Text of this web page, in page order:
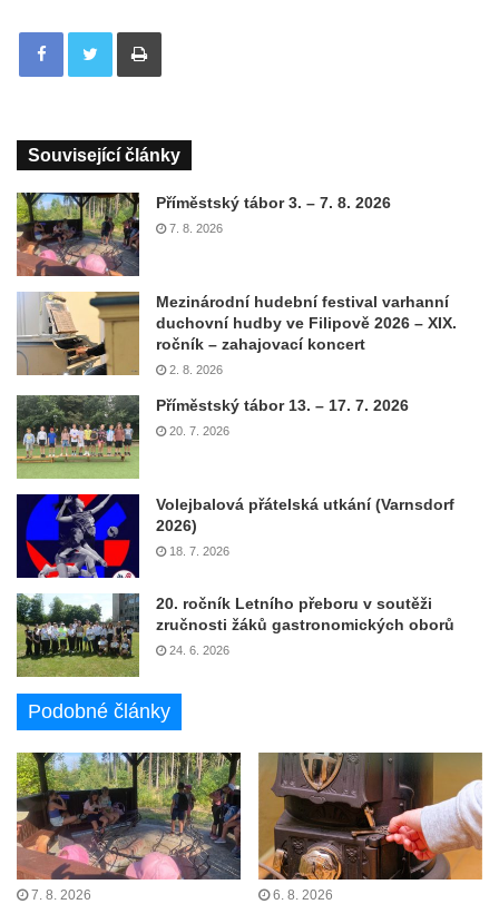
Tisknout
Související články
Příměstský tábor 3. – 7. 8. 2026
7. 8. 2026
Mezinárodní hudební festival varhanní
duchovní hudby ve Filipově 2026 – XIX.
ročník – zahajovací koncert
2. 8. 2026
Příměstský tábor 13. – 17. 7. 2026
20. 7. 2026
Volejbalová přátelská utkání (Varnsdorf
2026)
18. 7. 2026
20. ročník Letního přeboru v soutěži
zručnosti žáků gastronomických oborů
24. 6. 2026
Podobné články
7. 8. 2026 6. 8. 2026